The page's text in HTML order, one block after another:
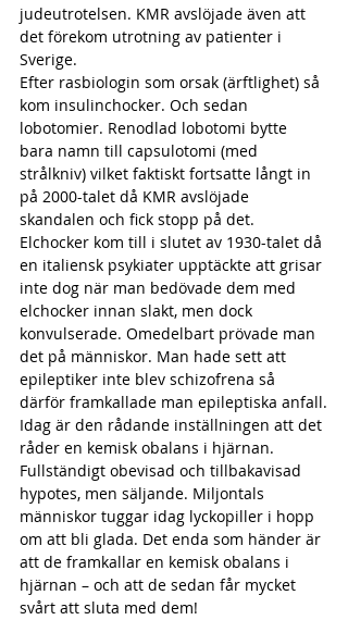
judeutrotelsen. KMR avslöjade även att
det förekom utrotning av patienter i
Sverige.
Efter rasbiologin som orsak (ärftlighet) så
kom insulinchocker. Och sedan
lobotomier. Renodlad lobotomi bytte
bara namn till capsulotomi (med
strålkniv) vilket faktiskt fortsatte långt in
på 2000-talet då KMR avslöjade
skandalen och fick stopp på det.
Elchocker kom till i slutet av 1930-talet då
en italiensk psykiater upptäckte att grisar
inte dog när man bedövade dem med
elchocker innan slakt, men dock
konvulserade. Omedelbart prövade man
det på människor. Man hade sett att
epileptiker inte blev schizofrena så
därför framkallade man epileptiska anfall.
Idag är den rådande inställningen att det
råder en kemisk obalans i hjärnan.
Fullständigt obevisad och tillbakavisad
hypotes, men säljande. Miljontals
människor tuggar idag lyckopiller i hopp
om att bli glada. Det enda som händer är
att de framkallar en kemisk obalans i
hjärnan – och att de sedan får mycket
svårt att sluta med dem!